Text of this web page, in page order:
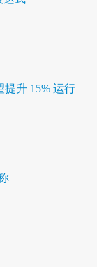
提升 15% 运行